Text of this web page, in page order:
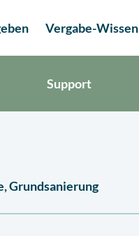
Vergabe-Wissen
Support
Grundsanierung